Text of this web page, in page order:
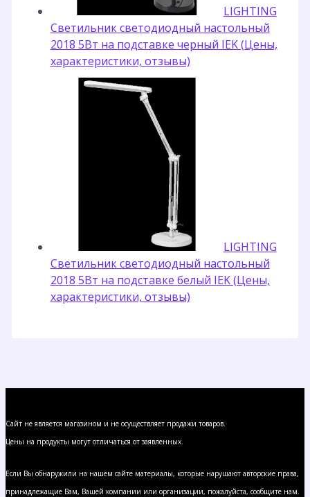
LIGHTING
Светильник светодиодный настольный
2018 5Вт на подставке черный IEK (Цены,
характеристики, отзывы)
LIGHTING
Светильник светодиодный настольный
2018 5Вт на подставке белый IEK (Цены,
характеристики, отзывы)
Сайт не является магазином и не осуществляет продажи товаров.
Цены на продукты могут отличаться от заявленных.
Если Вы обнаружили на нашем сайте материалы, которые нарушают авторские права,
принадлежащие Вам, Вашей компании или организации, пожалуйста, сообщите нам.